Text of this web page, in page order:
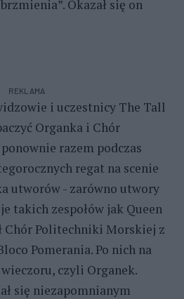
Okazał się on
REKLAMA
i uczestnicy The Tall
Organka i Chór
razem podczas
regat na scenie
utworów - zarówno utwory
takich zespołów jak Queen
Chór Politechniki Morskiej z
Pomerania. Po nich na
wieczoru, czyli Organek.
się niezapomnianym